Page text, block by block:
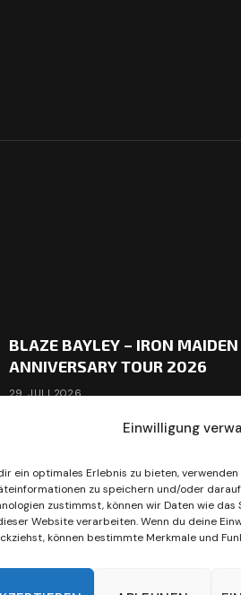
Einwilligung
ein optimales Erlebnis zu bieten, verwenden
zu speichern und/oder
zustimmst, können wir Daten wie
Website verarbeiten. Wenn du deine
können bestimmte Merkmale und
BLAZE BAYLEY – IRON MAIDEN
ANNIVERSARY TOUR 2026
29. JULI 2026
copyright 2026 - Metal Impressions